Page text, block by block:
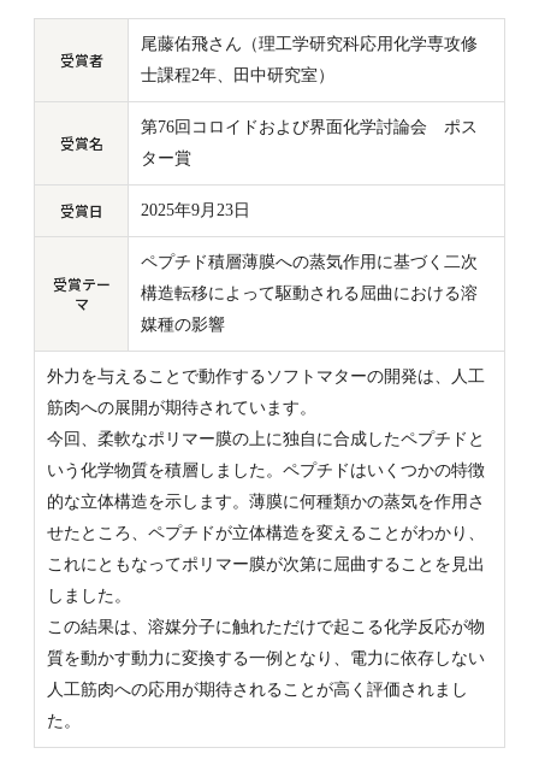
受賞者
尾藤佑飛さん（理工学研究科応用化学専攻修
士課程2年、田中研究室）
受賞名
第76回コロイドおよび界面化学討論会 ポス
ター賞
受賞日 2025年9 月 23日
受賞テー
マ
ペプチド積層薄膜への蒸気作用に基づく二次
構造転移によって駆動される屈曲における溶
媒種の影響
外力を与えることで動作するソフトマターの開発は、人工
筋肉への展開が期待されています。
今回、柔軟なポリマー膜の上に独自に合成したペプチドと
いう化学物質を積層しました。ペプチドはいくつかの特徴
的な立体構造を示します。薄膜に何種類かの蒸気を作用さ
せたところ、ペプチドが立体構造を変えることがわかり、
これにともなってポリマー膜が次第に屈曲することを見出
しました。
この結果は、溶媒分子に触れただけで起こる化学反応が物
質を動かす動力に変換する一例となり、電力に依存しない
人工筋肉への応用が期待されることが高く評価されまし
た。